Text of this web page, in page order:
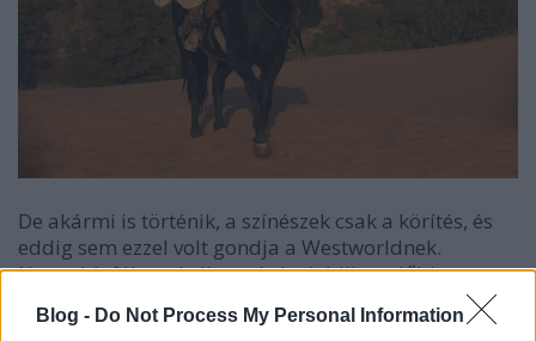
Blog - Do Not Process My Personal Information
De akármi is történik, a színészek csak a körítés, és
eddig sem ezzel volt gondja a Westworldnek.
Nagyobb fókusz kellene, és ha lebilincselőbb
epizódokat szállítanak, akkor nem az lesz majd a
legérdekesebb dolog az egészben, hogy az epizód